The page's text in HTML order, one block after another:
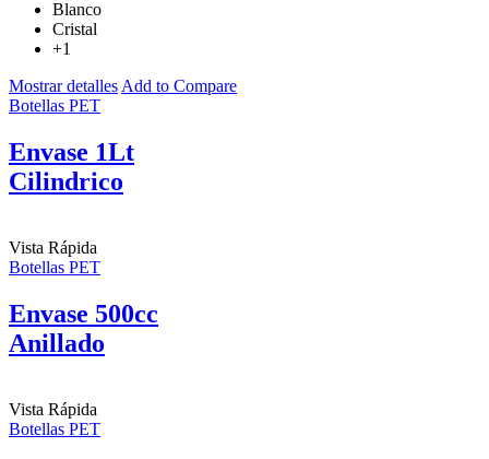
Blanco
Cristal
+1
Mostrar detalles Add to Compare
Botellas PET
Envase 1Lt
Cilindrico
Vista Rápida
Botellas PET
Envase 500cc
Anillado
Vista Rápida
Botellas PET